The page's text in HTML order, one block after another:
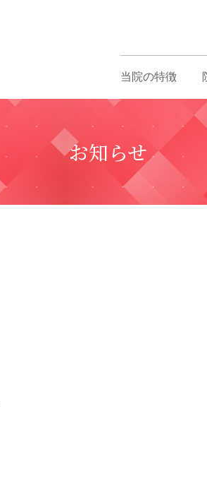
当院の特徴
お知らせ